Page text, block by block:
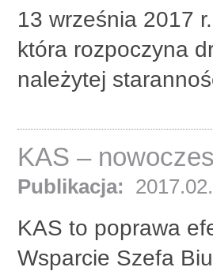
13 września 2017
która rozpoczyna
należytej
KAS –
Publikacja:
KAS to poprawa
Wsparcie Szefa